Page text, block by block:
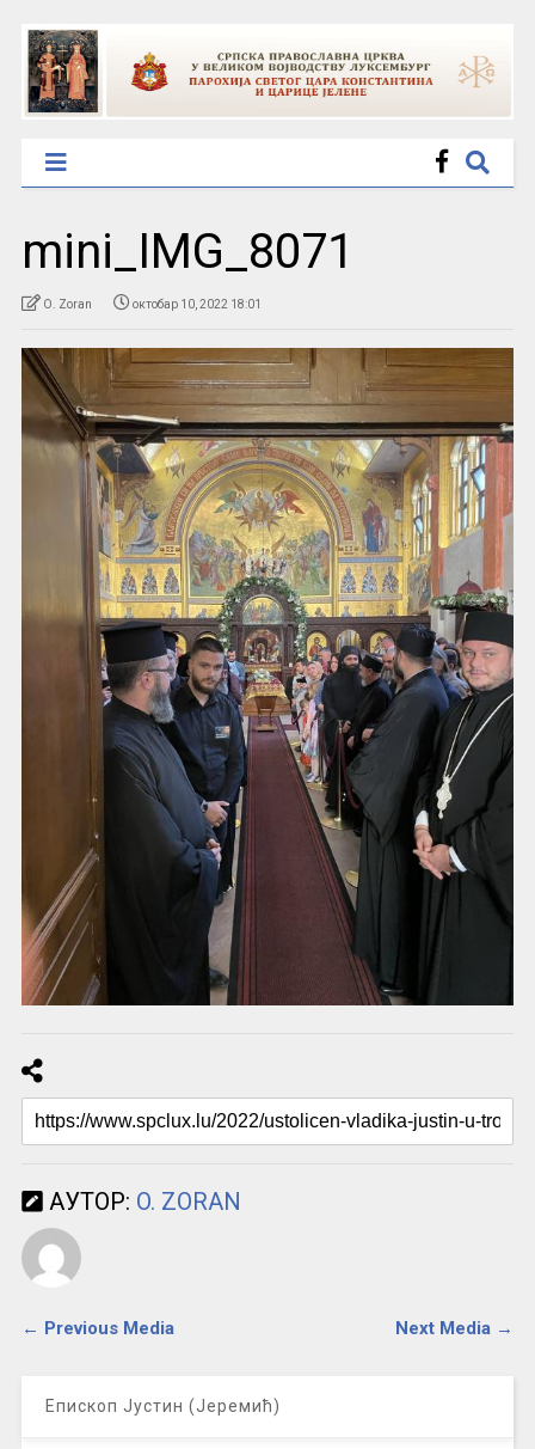
mini_IMG_8071
O. Zoran октобар 10, 2022 18:01
АУТОР: O. ZORAN
← Previous Media Next Media →
Епископ Јустин (Јеремић)